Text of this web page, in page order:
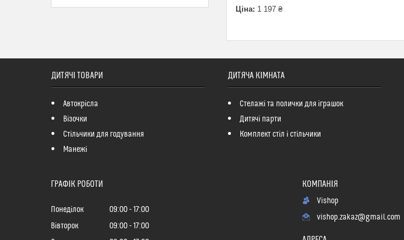
Ціна: 1 197 ₴
ДИТЯЧІ ТОВАРИ
Автокрісла
Візочки
Стільчики для годування
Манежі
ДИТЯЧА КІМНАТА
Стелажі та полички для іграшок
Дитячі парти
Комплект стіл і стільчики
ГРАФІК РОБОТИ
Понеділок 09:00
17:00
Вівторок
09:00
17:00
Vishop
vishop.zakaz@gmail.com